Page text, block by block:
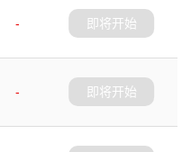
-
即将开始
-
即将开始